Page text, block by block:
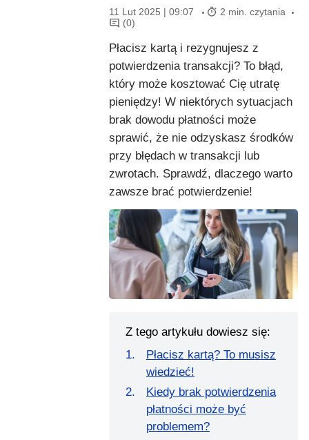
11 Lut 2025 | 09:07
2 min. czytania
(0)
Płacisz kartą i rezygnujesz z
potwierdzenia transakcji? To błąd,
który może kosztować Cię utratę
pieniędzy! W niektórych sytuacjach
brak dowodu płatności może
sprawić, że nie odzyskasz środków
przy błędach w transakcji lub
zwrotach. Sprawdź, dlaczego warto
zawsze brać potwierdzenie!
Z tego artykułu dowiesz się:
Płacisz kartą? To musisz
wiedzieć!
Kiedy brak potwierdzenia
płatności może być
problemem?